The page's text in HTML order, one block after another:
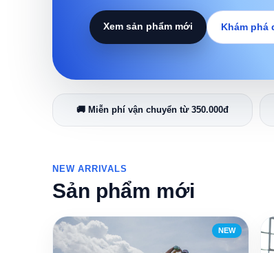
Xem sản phẩm mới Khám phá
🚚 Miễn phí vận chuyển từ 350.000đ
NEW ARRIVALS
Sản phẩm mới
NEW